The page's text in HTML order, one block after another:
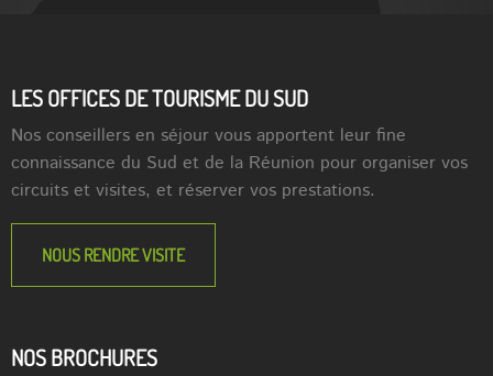
LES OFFICES DE TOURISME DU SUD
Nos conseillers en séjour vous apportent leur fine
connaissance du Sud et de la Réunion pour organiser vos
circuits et visites, et réserver vos prestations.
NOUS RENDRE VISITE
NOS BROCHURES